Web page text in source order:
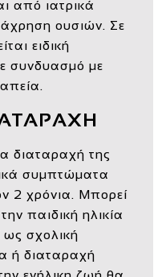
από ιατρικά
ουσιών. Σε
ειδική
συνδυασμό με
διαταραχή της
συμπτώματα
2 χρόνια. Μπορεί
παιδική ηλικία
ως σχολική
ή διαταραχή